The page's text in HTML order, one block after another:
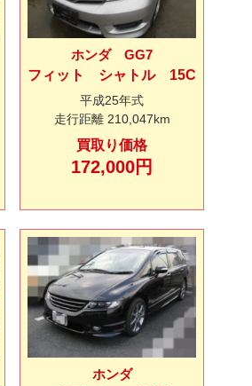
ホンダ GG7
フィット シャトル 15C
平成25年式
走行距離 210,047km
買取り価格
172,000円
ホンダ